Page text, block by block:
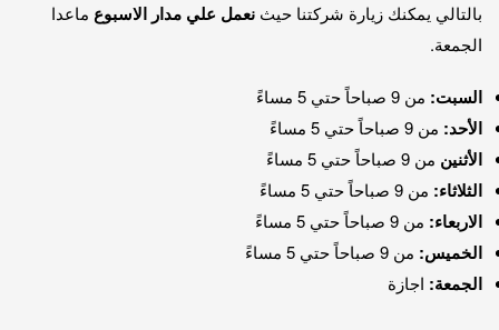
بالتالي يمكنك زيارة شركتنا حيث نعمل علي مدار الاسبوع ماعدا
الجمعة.
السبت: من 9 صباحاً حتي 5 مساءً
الأحد: من 9 صباحاً حتي 5 مساءً
الأثنين من 9 صباحاً حتي 5 مساءً
الثلاثاء: من 9 صباحاً حتي 5 مساءً
الاربعاء: من 9 صباحاً حتي 5 مساءً
الخميس: من 9 صباحاً حتي 5 مساءً
الجمعة: اجازة